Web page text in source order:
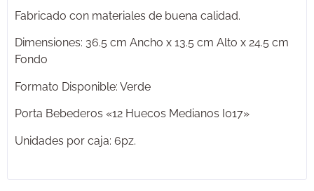
Fabricado con materiales de buena calidad.
Dimensiones: 36.5 cm Ancho x 13.5 cm Alto x 24.5 cm
Fondo
Formato Disponible: Verde
Porta Bebederos «12 Huecos Medianos I017»
Unidades por caja: 6pz.